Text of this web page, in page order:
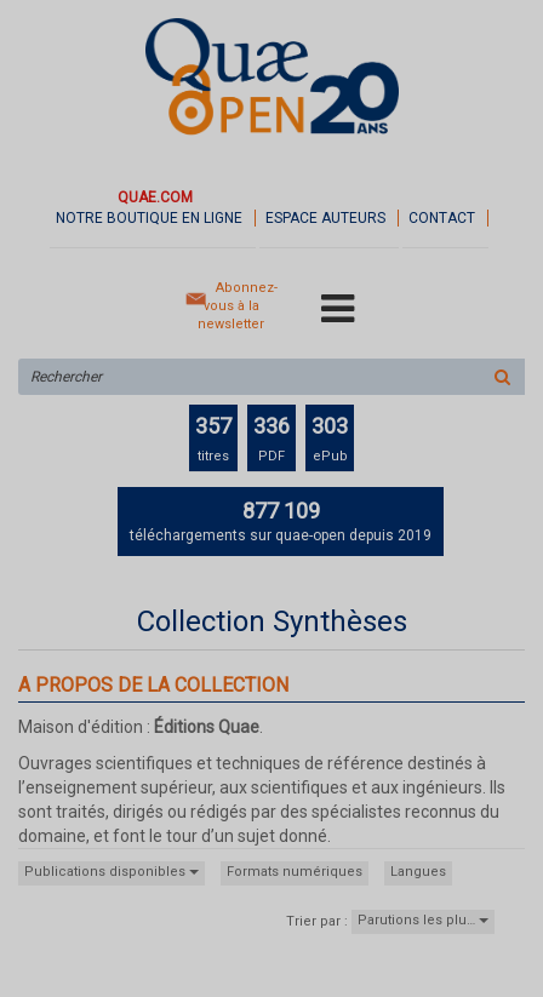
QUAE.COM
NOTRE BOUTIQUE EN LIGNE
ESPACE AUTEURS CONTACT
Abonnez-
vous à la
newsletter
sur
le
357
titres
336
PDF
303
ePub
877 109
téléchargements sur quae-open depuis 2019
Collection Synthèses
A PROPOS DE LA COLLECTION
Maison d'édition : Éditions Quae
Ouvrages scientifiques et techniques de référence destinés à
l’enseignement supérieur, aux scientifiques et aux ingénieurs. Ils
sont traités, dirigés ou rédigés par des spécialistes reconnus du
domaine, et font le tour d’un sujet donné.
Publications disponibles Formats numériques Langues
Trier par : Parutions les plu…